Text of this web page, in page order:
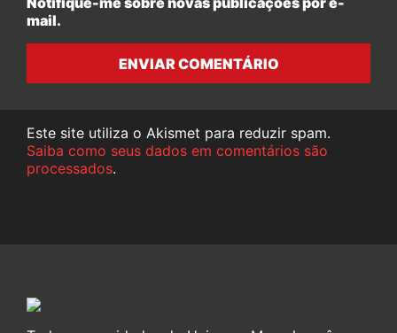
mail.
ENVIAR COMENTÁRIO
Este site utiliza o Akismet para reduzir spam.
Saiba como seus dados em comentários são
processados.